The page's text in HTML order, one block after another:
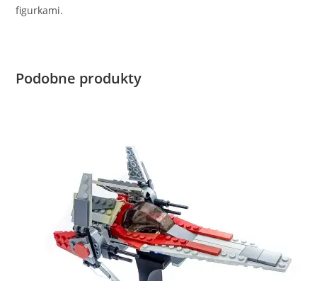
figurkami.
Podobne produkty